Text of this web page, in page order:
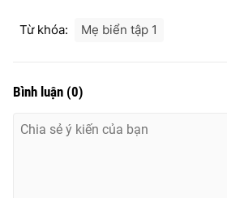
Từ khóa: Mẹ biển tập 1
Bình luận (0)